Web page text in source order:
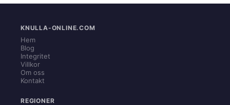
KNULLA-ONLINE.COM
Hem
Blog
Integritet
Villkor
Om oss
Kontakt
REGIONER